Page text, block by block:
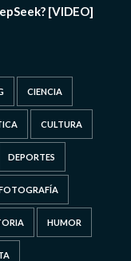
[VIDEO]
CIENCIA
CULTURA
DEPORTES
HUMOR